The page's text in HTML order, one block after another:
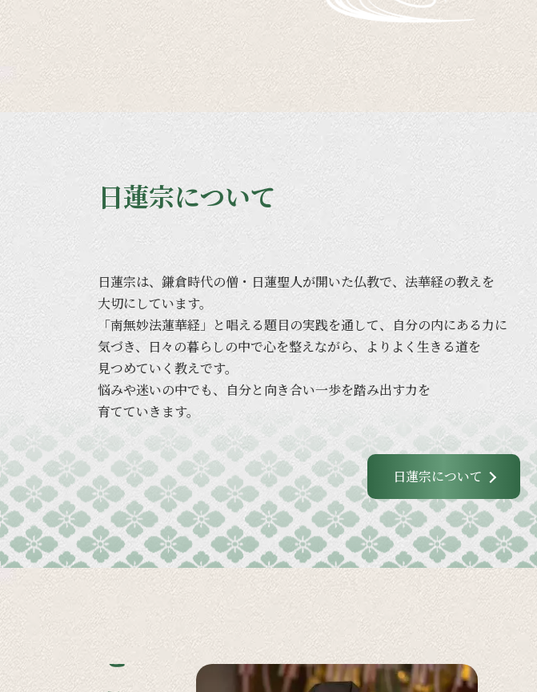
日蓮宗について
日蓮宗は、 鎌倉時代の僧・ 日蓮聖人が開いた仏教で、 法華経の教えを
大切にしています。
「南無妙法蓮華経」と唱える題目の実践を通して、 自分の内にある力に
気づき、
日々の暮らしの中で心を整えながら、 より よく 生きる道を
見つめていく 教えです。
悩みや迷いの中でも、 自分と向き合い一歩を踏み出す力を
育てていきます。
日蓮宗について